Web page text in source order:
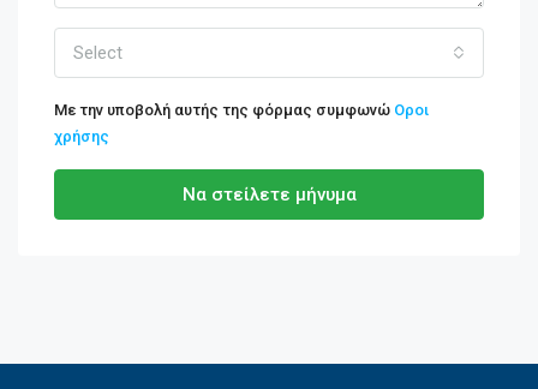
Select
Με την υποβολή αυτής της φόρμας συμφωνώ Οροι
χρήσης
Να στείλετε μήνυμα